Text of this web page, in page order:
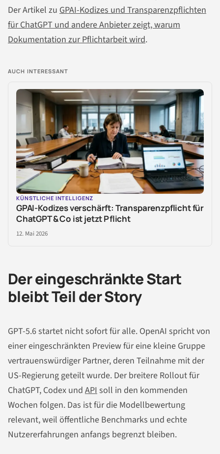
Der Artikel zu GPAI-Kodizes und Transparenzpflichten
für ChatGPT und andere Anbieter zeigt, warum
Dokumentation zur Pflichtarbeit wird.
AUCH INTERESSANT
KÜNSTLICHE INTELLIGENZ
GPAI-Kodizes verschärft: Transparenzpflicht für
ChatGPT & Co ist jetzt Pflicht
12. Mai 2026
Der eingeschränkte Start
bleibt Teil der Story
GPT-5.6 startet nicht sofort für alle. OpenAI spricht von
einer eingeschränkten Preview für eine kleine Gruppe
vertrauenswürdiger Partner, deren Teilnahme mit der
US-Regierung geteilt wurde. Der breitere Rollout für
ChatGPT, Codex und API soll in den kommenden
Wochen folgen. Das ist für die Modellbewertung
relevant, weil öffentliche Benchmarks und echte
Nutzererfahrungen anfangs begrenzt bleiben.